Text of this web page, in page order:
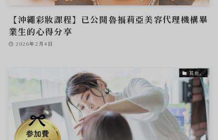
【沖繩彩妝課程】已公開魯福莉亞美容代理機構畢
業生的心得分享
2026年2月4日
其他。